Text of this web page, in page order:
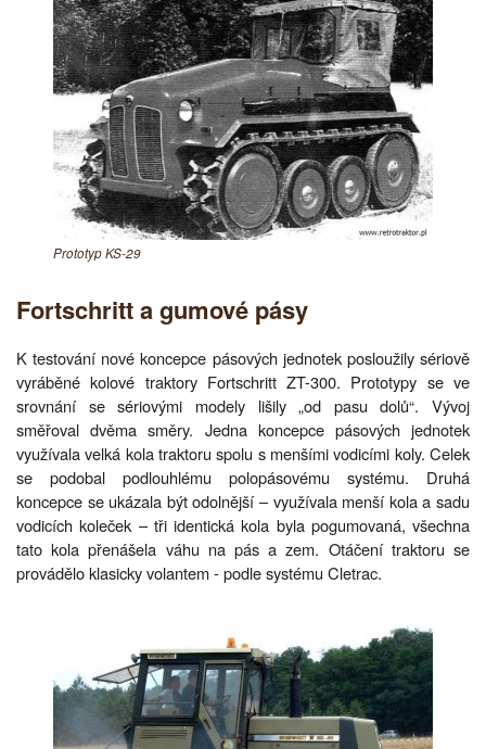
Prototyp KS-29
Fortschritt a gumové pásy
K testování nové koncepce pásových jednotek posloužily sériově
vyráběné kolové traktory Fortschritt ZT-300. Prototypy se ve
srovnání se sériovými modely lišily „od pasu dolů“. Vývoj
směřoval dvěma směry. Jedna koncepce pásových jednotek
využívala velká kola traktoru spolu s menšími vodicími koly. Celek
se podobal podlouhlému polopásovému systému. Druhá
koncepce se ukázala být odolnější – využívala menší kola a sadu
vodicích koleček – tři identická kola byla pogumovaná, všechna
tato kola přenášela váhu na pás a zem. Otáčení traktoru se
provádělo klasicky volantem - podle systému Cletrac.